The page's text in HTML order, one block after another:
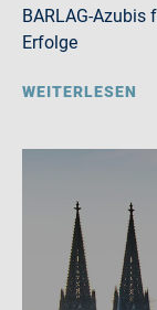
BARLAG-
Erfolge
WEITERLESEN